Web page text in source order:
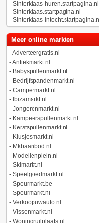
- Sinterklaas-huren.startpagina.nl
- Sinterklaas.startpagina.nl
- Sinterklaas-intocht.startpagina.nl
Meer online markten
-Adverteergratis.nl
-Antiekmarkt.nl
- Babyspullenmarkt.nl
- Bedrijfspandenmarkt.nl
- Campermarkt.nl
- Ibizamarkt.nl
- Jongerenmarkt.nl
- Kampeerspullenmarkt.nl
- Kerstspullenmarkt.nl
- Klusjesmarkt.nl
- Mkbaanbod.nl
- Modellenplein.nl
- Skimarkt.nl
- Speelgoedmarkt.nl
- Speurmarkt.be
- Speurmarkt.nl
- Verkoopuwauto.nl
- Vissenmarkt.nl
- Woningruilplaats.nl